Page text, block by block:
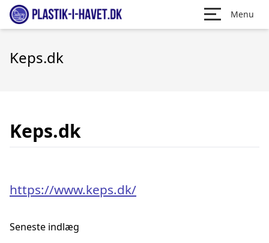
Menu
Keps.dk
Keps.dk
https://www.keps.dk/
Seneste indlæg